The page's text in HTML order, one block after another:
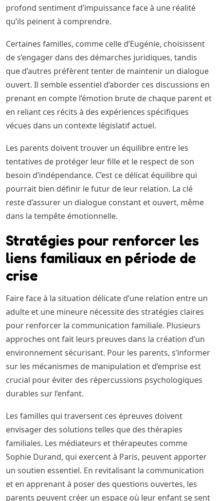
profond sentiment d’impuissance face à une réalité
qu’ils peinent à comprendre.
Certaines familles, comme celle d’Eugénie, choisissent
de s’engager dans des démarches juridiques, tandis
que d’autres préfèrent tenter de maintenir un dialogue
ouvert. Il semble essentiel d’aborder ces discussions en
prenant en compte l’émotion brute de chaque parent et
en reliant ces récits à des expériences spécifiques
vécues dans un contexte législatif actuel.
Les parents doivent trouver un équilibre entre les
tentatives de protéger leur fille et le respect de son
besoin d’indépendance. C’est ce délicat équilibre qui
pourrait bien définir le futur de leur relation. La clé
reste d’assurer un dialogue constant et ouvert, même
dans la tempête émotionnelle.
Stratégies pour renforcer les
liens familiaux en période de
crise
Faire face à la situation délicate d’une relation entre un
adulte et une mineure nécessite des stratégies claires
pour renforcer la communication familiale. Plusieurs
approches ont fait leurs preuves dans la création d’un
environnement sécurisant. Pour les parents, s’informer
sur les mécanismes de manipulation et d’emprise est
crucial pour éviter des répercussions psychologiques
durables sur l’enfant.
Les familles qui traversent ces épreuves doivent
envisager des solutions telles que des thérapies
familiales. Les médiateurs et thérapeutes comme
Sophie Durand, qui exercent à Paris, peuvent apporter
un soutien essentiel. En revitalisant la communication
et en apprenant à poser des questions ouvertes, les
parents peuvent créer un espace où leur enfant se sent